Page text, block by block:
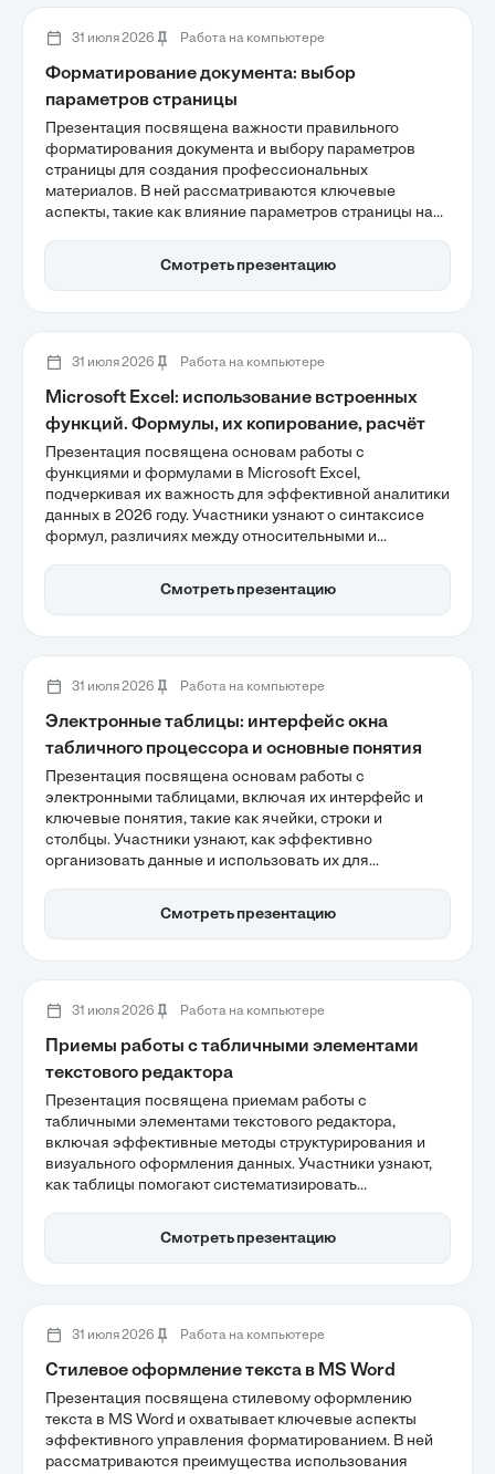
31 июля 2026 Работа на компьютере
Форматирование документа: выбор
параметров страницы
Презентация посвящена важности правильного
форматирования документа и выбору параметров
страницы для создания профессиональных
материалов. В ней рассматриваются ключевые
аспекты, такие как влияние параметров страницы на
подготовленность документа, а также необходимость
соблюдения стандартов, чтобы избежать потери
Смотреть презентацию
31 июля 2026 Работа на компьютере
Microsoft Excel: использование встроенных
функций. Формулы, их копирование, расчёт
Презентация посвящена основам работы с
функциями и формулами в Microsoft Excel,
подчеркивая их важность для эффективной аналитики
данных в 2026 году. Участники узнают о синтаксисе
формул, различиях между относительными и
функциях, таких как СУММ и СРЗНАЧ, которые
автоматизируют рутинные расчеты и минимизируют
Смотреть презентацию
31 июля 2026 Работа на компьютере
Электронные таблицы: интерфейс окна
табличного процессора и основные понятия
Презентация посвящена основам работы с
электронными таблицами, включая их интерфейс и
ключевые понятия, такие как ячейки, строки и
столбцы. Участники узнают, как эффективно
организовать данные и использовать их для
через строку формул. Электронные таблицы остаются
незаменимым инструментом в современных бизнес-
Смотреть презентацию
31 июля 2026 Работа на компьютере
Приемы работы с табличными элементами
текстового редактора
Презентация посвящена приемам работы с
табличными элементами текстового редактора,
включая эффективные методы структурирования и
визуального оформления данных. Участники узнают,
как таблицы помогают систематизировать
возможных ограничениях текстовых редакторов при
обработке больших массивов данных. Темы
Смотреть презентацию
31 июля 2026 Работа на компьютере
Стилевое оформление текста в MS Word
Презентация посвящена стилевому оформлению
текста в MS Word и охватывает ключевые аспекты
эффективного управления форматированием. В ней
рассматриваются преимущества использования